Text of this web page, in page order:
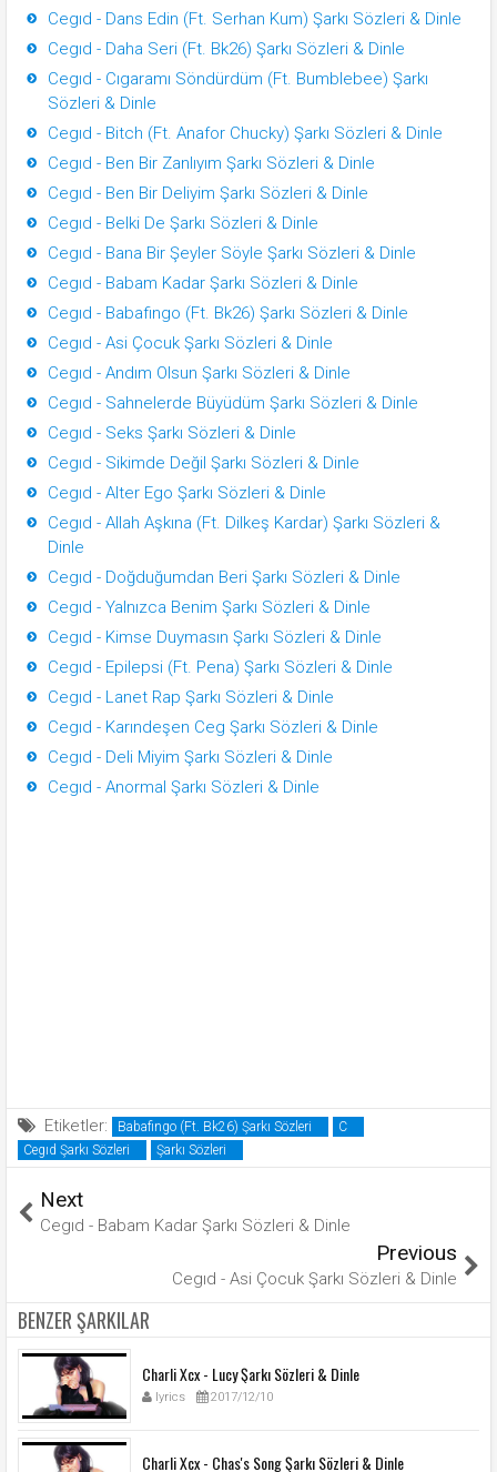
Cegıd - Dans Edin (Ft. Serhan Kum) Şarkı Sözleri & Dinle
Cegıd - Daha Seri (Ft. Bk26) Şarkı Sözleri & Dinle
Cegıd - Cıgaramı Söndürdüm (Ft. Bumblebee) Şarkı
Sözleri & Dinle
Cegıd - Bitch (Ft. Anafor Chucky) Şarkı Sözleri & Dinle
Cegıd - Ben Bir Zanlıyım Şarkı Sözleri & Dinle
Cegıd - Ben Bir Deliyim Şarkı Sözleri & Dinle
Cegıd - Belki De Şarkı Sözleri & Dinle
Cegıd - Bana Bir Şeyler Söyle Şarkı Sözleri & Dinle
Cegıd - Babam Kadar Şarkı Sözleri & Dinle
Cegıd - Babafingo (Ft. Bk26) Şarkı Sözleri & Dinle
Cegıd - Asi Çocuk Şarkı Sözleri & Dinle
Cegıd - Andım Olsun Şarkı Sözleri & Dinle
Cegıd - Sahnelerde Büyüdüm Şarkı Sözleri & Dinle
Cegıd - Seks Şarkı Sözleri & Dinle
Cegıd - Sikimde Değil Şarkı Sözleri & Dinle
Cegıd - Alter Ego Şarkı Sözleri & Dinle
Cegıd - Allah Aşkına (Ft. Dilkeş Kardar) Şarkı Sözleri &
Dinle
Cegıd - Doğduğumdan Beri Şarkı Sözleri & Dinle
Cegıd - Yalnızca Benim Şarkı Sözleri & Dinle
Cegıd - Kimse Duymasın Şarkı Sözleri & Dinle
Cegıd - Epilepsi (Ft. Pena) Şarkı Sözleri & Dinle
Cegıd - Lanet Rap Şarkı Sözleri & Dinle
Cegıd - Karındeşen Ceg Şarkı Sözleri & Dinle
Cegıd - Deli Miyim Şarkı Sözleri & Dinle
Cegıd - Anormal Şarkı Sözleri & Dinle
Etiketler: Babafingo (Ft. Bk26) Şarkı Sözleri
C
Cegıd Şarkı Sözleri
Şarkı Sözleri
Next
Cegıd - Babam Kadar Şarkı Sözleri & Dinle
Previous
Cegıd - Asi Çocuk Şarkı Sözleri & Dinle
BENZER ŞARKILAR
Charli Xcx - Lucy Şarkı Sözleri & Dinle
lyrics 2017/12/10
Charli Xcx - Chas's Song Şarkı Sözleri & Dinle